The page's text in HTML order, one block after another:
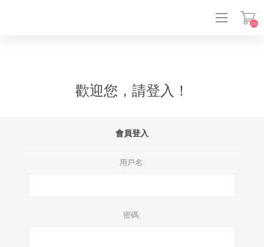
(0)
歡迎您，請登入！
會員登入
用戶名:
密碼: